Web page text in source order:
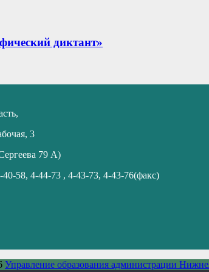
диктант»
3
79 А)
58, 4-44-73 , 4-43-73, 4-43-76(факс)
Управление образования администрации